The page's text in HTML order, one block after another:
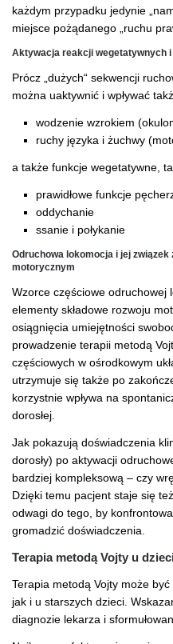
każdym przypadku jedynie
miejsce pożądanego „ruchu
Aktywacja reakcji wegetatywnych
Prócz „dużych“ sekwencji
można uaktywnić i wpływać
wodzenie wzrokiem
ruchy języka i żuchwy
a także funkcje wegetatywne,
prawidłowe funkcje
oddychanie
ssanie i połykanie
Odruchowa lokomocja i jej związek
motorycznym
Wzorce częściowe odruchowej
elementy składowe rozwoju
osiągnięcia umiejętności
prowadzenie terapii metodą
częściowych w ośrodkowym
utrzymuje się także po
korzystnie wpływa na
dorosłej.
Jak pokazują doświadczenia
dorosły) po aktywacji
bardziej kompleksową – czy
Dzięki temu pacjent staje się
odwagi do tego, by
gromadzić doświadczenia.
Terapia metodą Vojty u dzieci
Terapia metodą Vojty może
jak i u starszych dzieci.
diagnozie lekarza i